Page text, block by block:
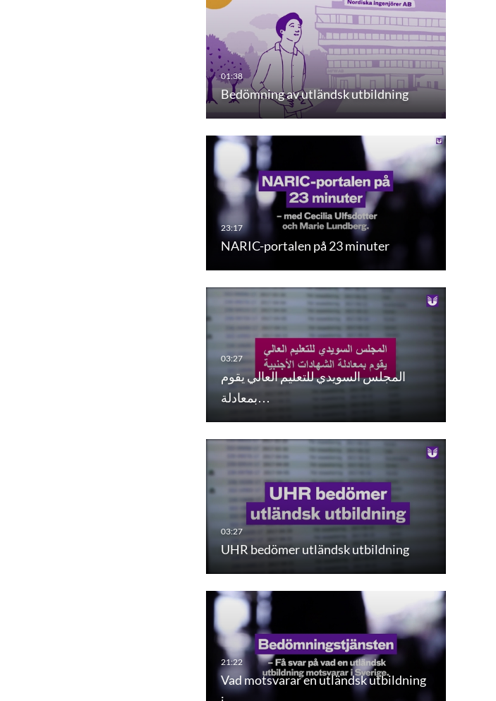
Bedömning av utländsk utbildning
NARIC-portalen på 23 minuter
المجلس السويدي للتعليم العالي يقوم
بمعادلة…
UHR bedömer utländsk utbildning
Vad motsvarar en utländsk utbildning